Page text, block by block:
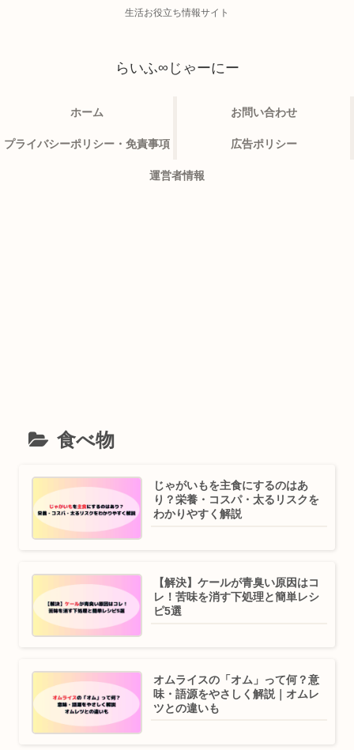
生活お役立ち情報サイト
らいふ∞じゃーにー
ホーム お問い合わせ
プライバシーポリシー・免責事項 広告ポリシー
運営者情報
食べ物
じゃがいもを主食にするのはあ
り？栄養・コスパ・太るリスクを
わかりやすく解説
【解決】ケールが青臭い原因はコ
レ！苦味を消す下処理と簡単レシ
ピ5選
オムライスの「オム」って何？意
味・語源をやさしく解説｜オムレ
ツとの違いも